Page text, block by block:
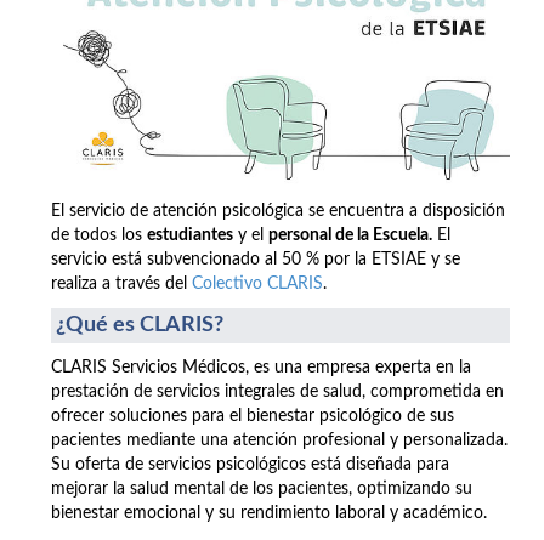
El servicio de atención psicológica se encuentra a disposición
de todos los estudiantes y el personal de la Escuela. El
servicio está subvencionado al 50 % por la ETSIAE y se
realiza a través del Colectivo CLARIS.
¿Qué es CLARIS?
CLARIS Servicios Médicos, es una empresa experta en la
prestación de servicios integrales de salud, comprometida en
ofrecer soluciones para el bienestar psicológico de sus
pacientes mediante una atención profesional y personalizada.
Su oferta de servicios psicológicos está diseñada para
mejorar la salud mental de los pacientes, optimizando su
bienestar emocional y su rendimiento laboral y académico.